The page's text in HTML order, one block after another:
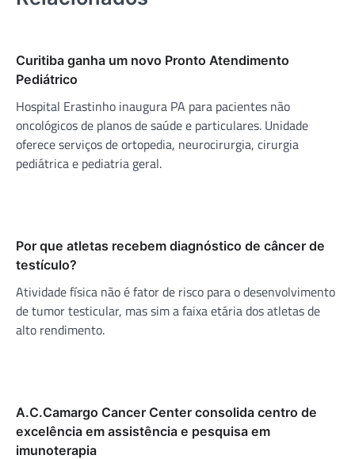
Curitiba ganha um novo Pronto Atendimento
Pediátrico
Hospital Erastinho inaugura PA para pacientes não
oncológicos de planos de saúde e particulares. Unidade
oferece serviços de ortopedia, neurocirurgia, cirurgia
pediátrica e pediatria geral.
Por que atletas recebem diagnóstico de câncer de
testículo?
Atividade física não é fator de risco para o desenvolvimento
de tumor testicular, mas sim a faixa etária dos atletas de
alto rendimento.
A.C.Camargo Cancer Center consolida centro de
excelência em assistência e pesquisa em
imunoterapia